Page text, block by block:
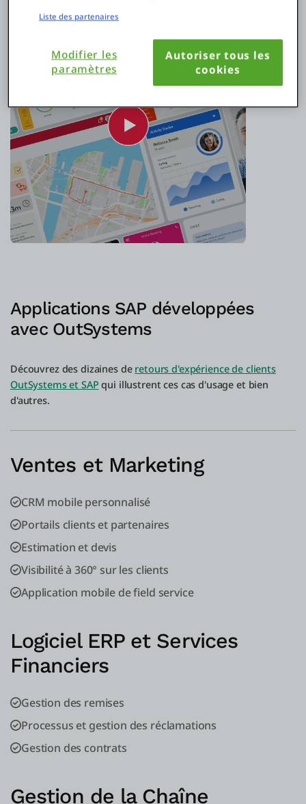
Applications SAP développées
avec OutSystems
Découvrez des dizaines de retours d'expérience de clients
OutSystems et SAP qui illustrent ces cas d'usage et bien
d'autres.
Ventes et Marketing
CRM mobile personnalisé
Portails clients et partenaires
Estimation et devis
Visibilité à 360° sur les clients
Application mobile de field service
Logiciel ERP et Services
Financiers
Gestion des remises
Processus et gestion des réclamations
Gestion des contrats
Gestion de la Chaîne
Liste des partenaires
Modifier les
paramètres
Autoriser tous les
cookies